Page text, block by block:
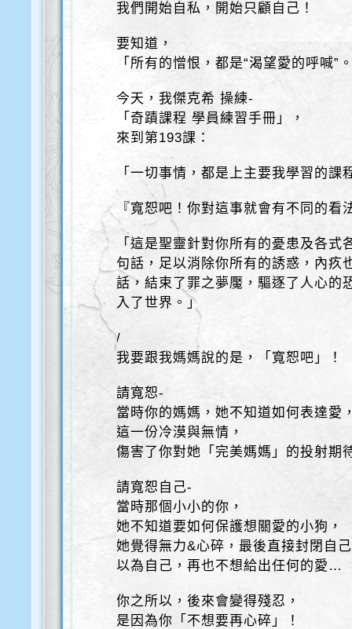
我們開始自私，開始只顧自己！
要知道，
「所有的憎恨，都是“渴望愛的呼喊”
今天，我傑克希 操練-
「奇蹟課程 學員練習手冊」，
來到第193課：
「一切事情，都是上主要我學習的課
『寬恕吧！你對這事就會有不同的看
「這是聖靈針對你所有的憂患及各
句話，足以消除你所有的誘惑，內疚
話，結束了罪之夢魘，驅逐了人心的
入了世界。」
/
我要跟我媽媽說的是，「寬恕吧」！
請寬恕-
當時你的媽媽，她不知道如何表達愛
這一份冷漠與無情，
傷害了你對她「完美媽媽」的投射期
請寬恕自己-
當時那個小小的你，
她不知道要如何保護想關愛的小狗，
她覺得無力&心碎，最後直接封閉自
以為自己，再也不想給出任何的愛…
你之所以，後來會變得殘忍，
是因為你「不想要再心碎」！